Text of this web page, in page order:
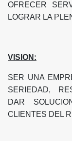
OFRECER
LOGRAR LA
VISION:
SER UNA
SERIEDAD,
DAR
CLIENTES DEL